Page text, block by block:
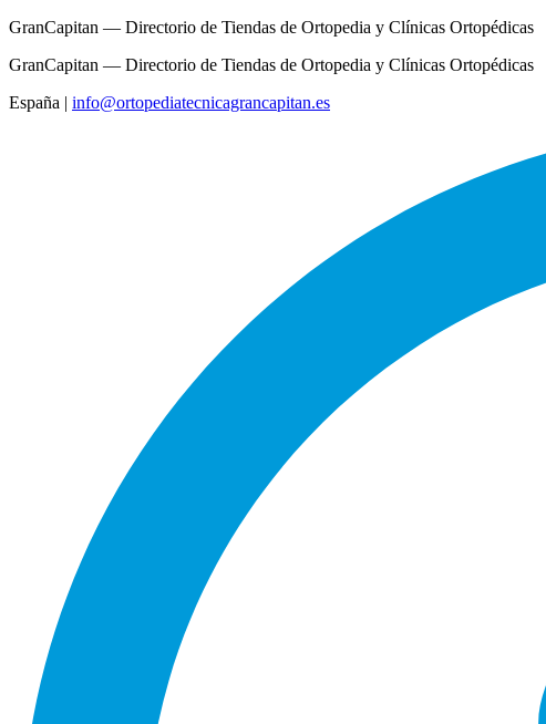
GranCapitan — Directorio de Tiendas de Ortopedia y Clínicas Ortopédicas
GranCapitan — Directorio de Tiendas de Ortopedia y Clínicas Ortopédicas
España | info@ortopediatecnicagrancapitan.es